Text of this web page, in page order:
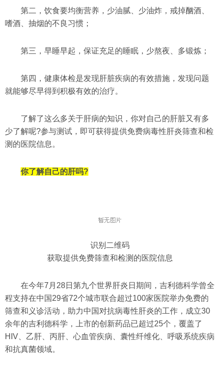
第二，饮食要均衡营养，少油腻、少油炸，戒掉酗酒、
嗜酒、抽烟的不良习惯；
第三，早睡早起，保证充足的睡眠，少熬夜、多锻炼；
第四，健康体检是发现肝脏疾病的有效措施，发现问题
就能够尽早得到积极有效的治疗。
了解了这么多关于肝病的知识，你对自己的肝脏又有多
少了解呢?参与测试，即可获得提供免费病毒性肝炎筛查和检
测的医院信息。
你了解自己的肝吗?
识别二维码
获取提供免费筛查和检测的医院信息
在今年7月28日第九个世界肝炎日期间，吉利德科学曾全
程支持在中国29省72个城市联合超过100家医院举办免费的
筛查和义诊活动，助力中国对抗病毒性肝炎的工作，成立30
余年的吉利德科学，上市的创新药品已超过25个，覆盖了
HIV、乙肝、丙肝、心血管疾病、囊性纤维化、呼吸系统疾病
和抗真菌领域。